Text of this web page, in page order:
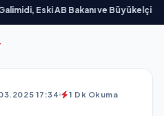
Eski AB Bakanı ve Büyükelçi
17:34 1 Dk Okuma